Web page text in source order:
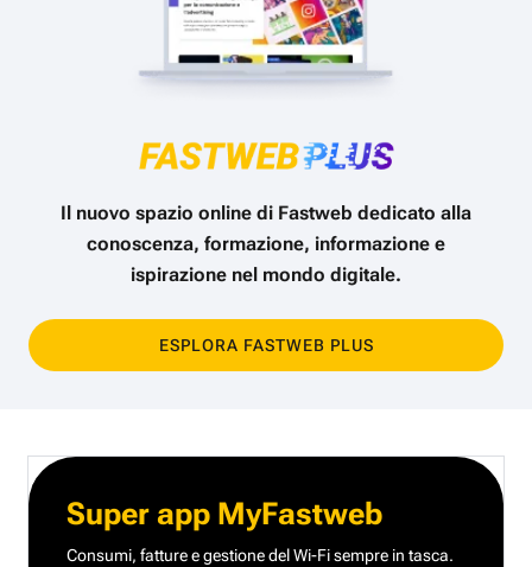
Il nuovo spazio online di Fastweb dedicato alla
conoscenza, formazione, informazione e
ispirazione nel mondo digitale.
ESPLORA FASTWEB PLUS
Super app MyFastweb
Consumi, fatture e gestione del Wi-Fi sempre in tasca.